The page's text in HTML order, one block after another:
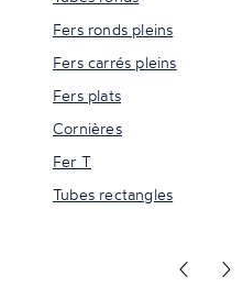
Fers ronds pleins
Fers carrés pleins
Fers plats
Cornières
Fer T
Tubes rectangles